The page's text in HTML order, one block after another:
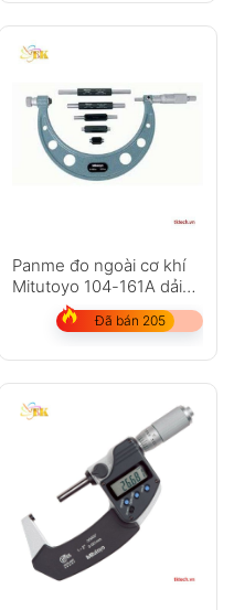
Panme đo ngoài cơ khí
Mitutoyo 104-161A dải
đo 50-150mm
Đã bán 205